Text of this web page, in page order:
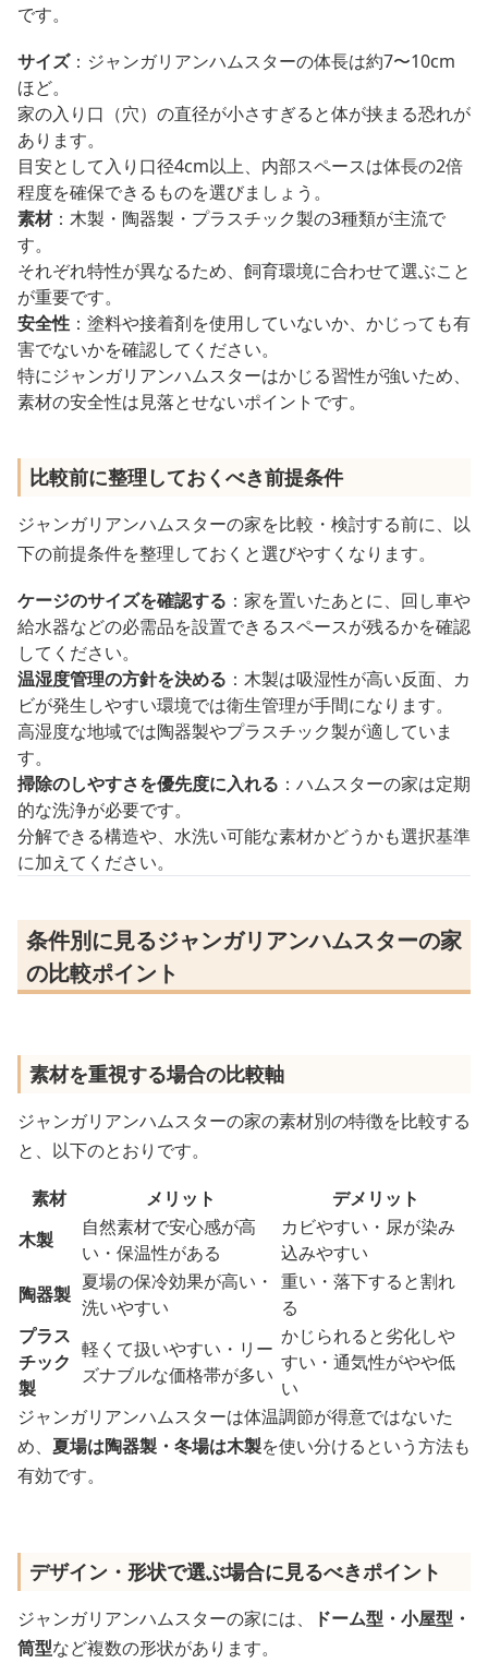
です。
サイズ：ジャンガリアンハムスターの体長は約7〜10cm
ほど。
家の入り口（穴）の直径が小さすぎると体が挟まる恐れが
あります。
目安として入り口径4cm以上、内部スペースは体長の2倍
程度を確保できるものを選びましょう。
素材：木製・陶器製・プラスチック製の3種類が主流で
す。
それぞれ特性が異なるため、飼育環境に合わせて選ぶこと
が重要です。
安全性 ：塗料や接着剤を使用していないか、かじっても有
害でないかを確認してください。
特にジャンガリアンハムスターはかじる習性が強いため、
素材の安全性は見落とせないポイントです。
比較前に整理しておくべき前提条件
ジャンガリアンハムスターの家を比較・検討する前に、以
下の前提条件を整理しておくと選びやすくなります。
ケージのサイズを確認する ：家を置いたあとに、回し車や
給水器などの必需品を設置できるスペースが残るかを確認
してください。
温湿度管理の方針を決める ：木製は吸湿性が高い反面、カ
ビが発生しやすい環境では衛生管理が手間になります。
高湿度な地域では陶器製やプラスチック製が適していま
す。
掃除のしやすさを優先度に入れる ：ハムスターの家は定期
的な洗浄が必要です。
分解できる構造や、水洗い可能な素材かどうかも選択基準
に加えてください。
条件別に見るジャンガリアンハムスターの家
の比較ポイント
素材を重視する場合の比較軸
ジャンガリアンハムスターの家の素材別の特徴を比較する
と、以下のとおりです。
素材
メリット
デメリット
木製
自然素材で安心感が高
い・保温性がある
カビやすい・尿が染み
込みやすい
陶器製
夏場の保冷効果が高い・
洗いやすい
重い・落下すると割れ
る
プラス
チック
製
軽くて扱いやすい・リー
ズナブルな価格帯が多い
かじられると劣化しや
すい・通気性がやや低
い
ジャンガリアンハムスターは体温調節が得意ではないた
め、 夏場は陶器製・冬場は木製を使い分けるという方法も
有効です。
デザイン・形状で選ぶ場合に見るべきポイント
ジャンガリアンハムスターの家には、
ドーム型・小屋型・
筒型など複数の形状があります。